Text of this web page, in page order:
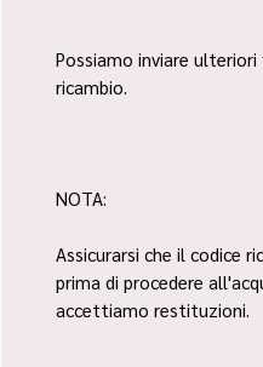
Possiamo inviare
ricambio.
NOTA:
Assicurarsi che il codice
prima di procedere
accettiamo restituzioni.